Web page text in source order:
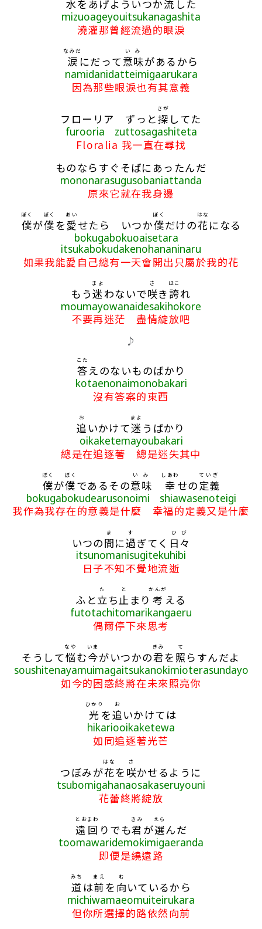
水をあげよういつか流 した
mizuoageyouitsukanagashita
澆灌那曾經流過的眼淚
涙
なみだ
にだって意味
いみ
があるから
namidanidatteimigaarukara
因為那些眼淚也有其意義
フローリア ずっと探
さが
してた
furooria zuttosagashiteta
Floralia 我一直在尋找
ものならすぐそばにあったんだ
mononarasugusobaniattanda
原來它就在我身邊
僕
ぼく
が僕
ぼく
を 愛
あい
せたら いつか僕
ぼく
だけの花
はな
になる
bokugabokuoaisetara
itsukabokudakenohananinaru
如果我能愛自己總有一天會開出只屬於我的花
もう迷
まよ
わないで咲
さ
き誇
ほこ
れ
moumayowanaidesakihokore
不要再迷茫 盡情綻放吧
♪
答
こた
えのないものばかり
kotaenonaimonobakari
沒有答案的東西
追
お
いかけて迷
まよ
うばかり
oikaketemayoubakari
總是在追逐著 總是迷失其中
僕
ぼく
が僕
ぼく
であるその意味
いみ
幸
しあわ
せの定義
ていぎ
bokugabokudearusonoimi shiawasenoteigi
我作為我存在的意義是什麼 幸福的定義又是什麼
いつの間
ま
に過
す
ぎてく 日々
ひび
itsunomanisugitekuhibi
日子不知不覺地流逝
ふと立
た
ち止
と
まり 考
かんが
える
futotachitomarikangaeru
偶爾停下來思考
そうして悩
なや
む今
いま
がいつかの君
きみ
を 照
て
らすんだよ
soushitenayamuimagaitsukanokimioterasundayo
如今的困惑終將在未來照亮你
光
ひかり
を追
お
いかけては
hikariooikaketewa
如同追逐著光芒
つぼみが花
はな
を 咲
さ
かせるように
tsubomigahanaosakaseruyouni
花蕾終將綻放
遠
とお
回
まわ
りでも君
きみ
が選
えら
んだ
toomawaridemokimigaeranda
即便是繞遠路
道
みち
は前
まえ
を 向
む
いているから
michiwamaeomuiteirukara
但你所選擇的路依然向前